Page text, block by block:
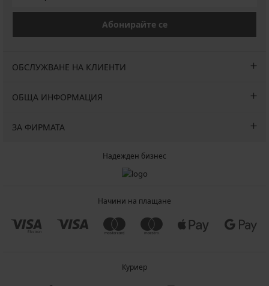
Абонирайте се
ОБСЛУЖВАНЕ НА КЛИЕНТИ
ОБЩА ИНФОРМАЦИЯ
ЗА ФИРМАТА
Надежден бизнес
Начини на плащане
Куриер